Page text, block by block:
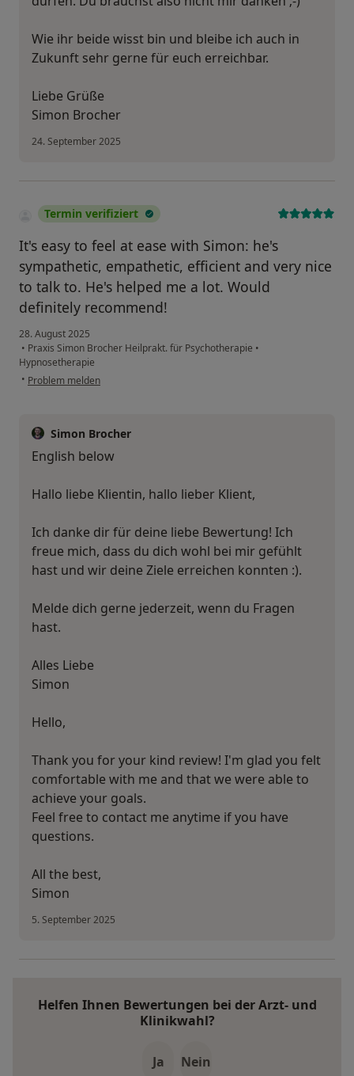
Wie ihr beide wisst bin und bleibe ich auch in
Zukunft sehr gerne für euch erreichbar.
Liebe Grüße
Simon Brocher
24. September 2025
Termin verifiziert
It's easy to feel at ease with Simon: he's
sympathetic, empathetic, efficient and very nice
to talk to. He's helped me a lot. Would
definitely recommend!
28. August 2025
• Praxis Simon Brocher Heilprakt. für Psychotherapie •
Hypnosetherapie
• Problem melden
Simon Brocher
English below
Hallo liebe Klientin, hallo lieber Klient,
Ich danke dir für deine liebe Bewertung! Ich
freue mich, dass du dich wohl bei mir gefühlt
hast und wir deine Ziele erreichen konnten :).
Melde dich gerne jederzeit, wenn du Fragen
hast.
Alles Liebe
Simon
Hello,
Thank you for your kind review! I'm glad you felt
comfortable with me and that we were able to
achieve your goals.
Feel free to contact me anytime if you have
questions.
All the best,
Simon
5. September 2025
Helfen Ihnen Bewertungen bei der Arzt- und
Klinikwahl?
Ja Nein